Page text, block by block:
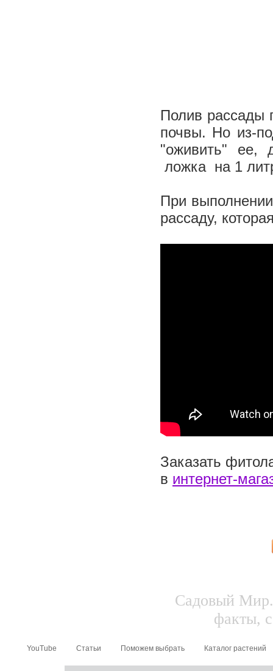
Полив рассады
почвы. Но из-
"оживить" ее,
ложка на 1
При
рассаду,
Заказать
в интернет-
Садовый Мир.
факты,
YouTube Статьи Поможем выбрать Каталог растений